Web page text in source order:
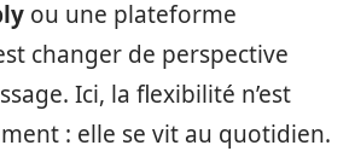
ou une plateforme
changer de perspective
Ici, la flexibilité n’est
: elle se vit au quotidien.